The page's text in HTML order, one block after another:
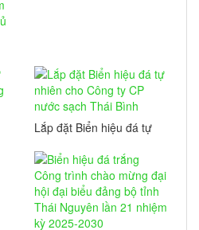
Lắp đặt Biển hiệu đá tự
nước sạch Thái Bình